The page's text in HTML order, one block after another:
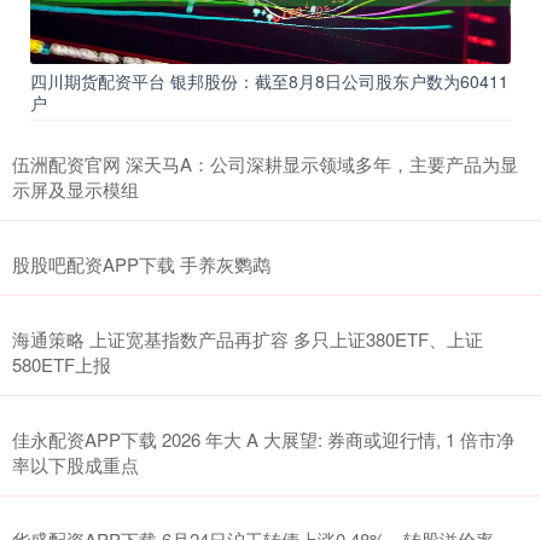
四川期货配资平台 银邦股份：截至8月8日公司股东户数为60411
户
伍洲配资官网 深天马A：公司深耕显示领域多年，主要产品为显
示屏及显示模组
股股吧配资APP下载 手养灰鹦鹉
海通策略 上证宽基指数产品再扩容 多只上证380ETF、上证
580ETF上报
佳永配资APP下载 2026 年大 A 大展望: 券商或迎行情, 1 倍市净
率以下股成重点